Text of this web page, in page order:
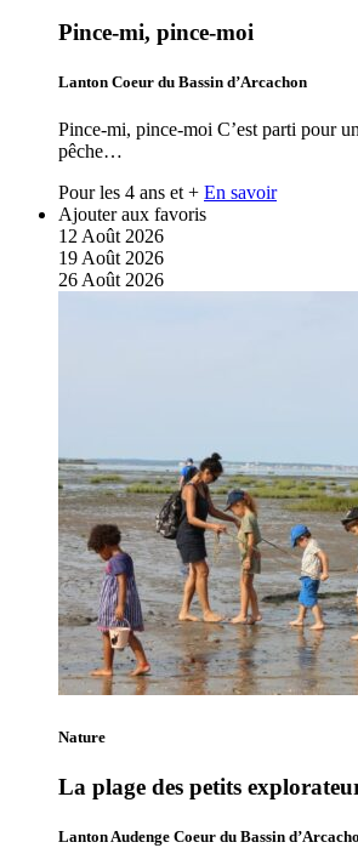
Pince-mi, pince-moi
Lanton Coeur du Bassin d’Arcachon
Pince-mi, pince-moi C’est parti pour
pêche…
Pour les 4 ans et + En savoir
Ajouter aux favoris
12Août 2026
19Août 2026
26Août 2026
Nature
La plage des petits
Lanton Audenge Coeur du Bassin